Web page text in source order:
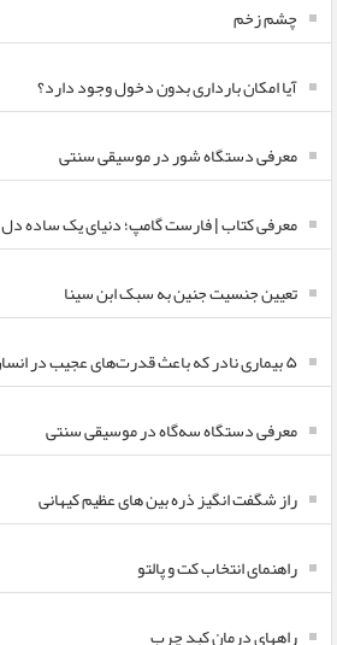
چشم زخم
آیا امکان بارداری بدون دخول وجود دارد؟
معرفی دستگاه شور در موسیقی سنتی
معرفی کتاب | فارست گامپ؛ دنیای یک ساده دل
تعیین جنسیت جنین به سبک ابن سینا
۵ بیماری نادر که باعث قدرت‌های عجیب در انسان می‌شود!
معرفی دستگاه سه‌گاه در موسیقی سنتی
راز شگفت انگیز ذره بین های عظیم کیهانی
راهنمای انتخاب کت و پالتو
راههای درمان کبد چرب